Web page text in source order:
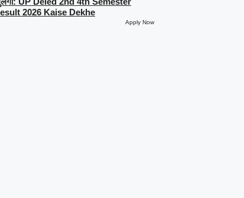
2026 Kaise Dekhe
Apply Now